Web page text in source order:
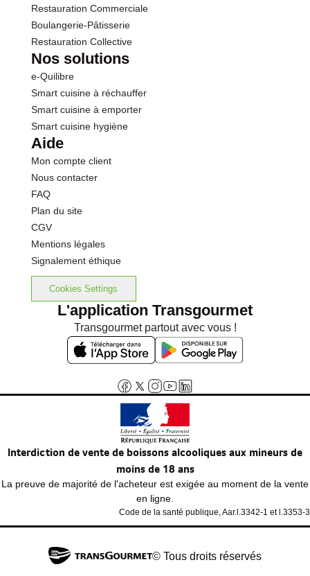
Restauration Commerciale
Boulangerie-Pâtisserie
Restauration Collective
Nos solutions
e-Quilibre
Smart cuisine à réchauffer
Smart cuisine à emporter
Smart cuisine hygiène
Aide
Mon compte client
Nous contacter
FAQ
Plan du site
CGV
Mentions légales
Signalement éthique
Cookies Settings
L'application Transgourmet
Transgourmet partout avec vous !
Interdiction de vente de boissons alcooliques aux mineurs de
moins de 18 ans
La preuve de majorité de l'acheteur est exigée au moment de la vente
en ligne.
Code de la santé publique, Aar.l.3342-1 et l.3353-3
© Tous droits réservés